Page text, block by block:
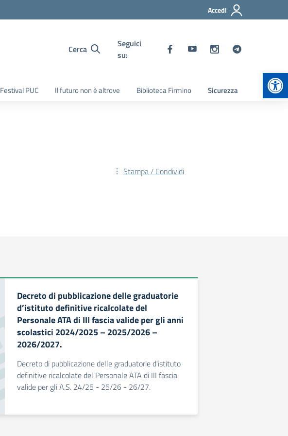
Accedi
Cerca
Seguici
su:
Festival PUC Il futuro non è altrove Biblioteca Firmino Sicurezza
Stampa / Condividi
Decreto di pubblicazione delle graduatorie
d’istituto definitive ricalcolate del
Personale ATA di III fascia valide per gli anni
scolastici 2024/2025 – 2025/2026 –
2026/2027.
Decreto di pubblicazione delle graduatorie d'istituto
definitive ricalcolate del Personale ATA di III fascia
valide per gli A.S. 24/25 - 25/26 - 26/27.